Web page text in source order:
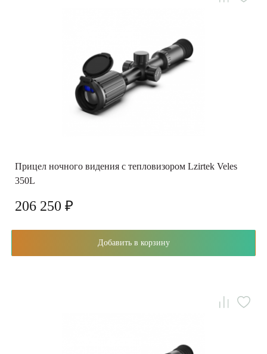
Прицел ночного видения с тепловизором Lzirtek Veles
350L
206 250 ₽
Добавить в корзину